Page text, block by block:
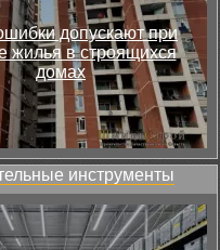
допускают при
жилья в строящихся
домах
инструменты